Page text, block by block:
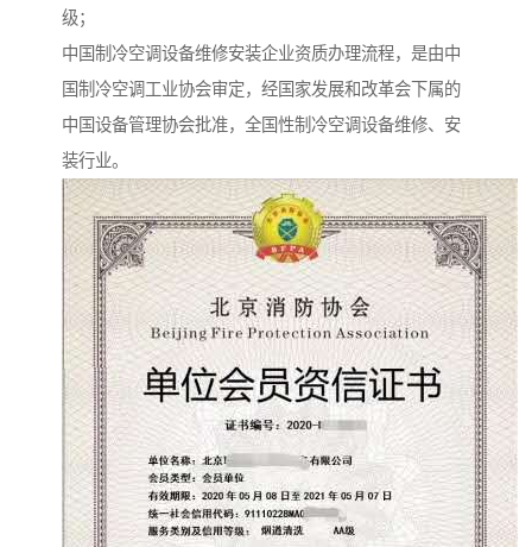
级；
中国制冷空调设备维修安装企业资质办理流程，是由中
国制冷空调工业协会审定，经国家发展和改革会下属的
中国设备管理协会批准，全国性制冷空调设备维修、安
装行业。